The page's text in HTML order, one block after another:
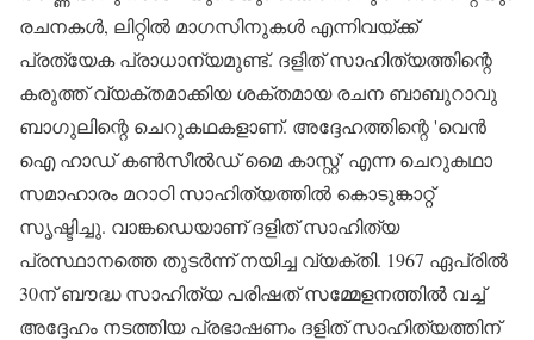
രചനകള്‍, ലിറ്റില്‍ മാഗസിനുകള്‍ എന്നിവയ്ക്ക്
പ്രത്യേക പ്രാധാന്യമുണ്ട്. ദളിത് സാഹിത്യത്തിന്റെ
കരുത്ത് വ്യക്തമാക്കിയ ശക്തമായ രചന ബാബുറാവു
ബാഗുലിന്റെ ചെറുകഥകളാണ്. അദ്ദേഹത്തിന്റെ 'വെന്‍
ഐ ഹാഡ് കണ്‍സീല്‍ഡ് മൈ കാസ്റ്റ്' എന്ന ചെറുകഥാ
സമാഹാരം മറാഠി സാഹിത്യത്തില്‍ കൊടുങ്കാറ്റ്
സൃഷ്ടിച്ചു. വാങ്കഡെയാണ് ദളിത് സാഹിത്യ
പ്രസ്ഥാനത്തെ തുടര്‍ന്ന് നയിച്ച വ്യക്തി. 1967 ഏപ്രില്‍
30ന് ബൗദ്ധ സാഹിത്യ പരിഷത് സമ്മേളനത്തില്‍ വച്ച്
അദ്ദേഹം നടത്തിയ പ്രഭാഷണം ദളിത് സാഹിത്യത്തിന്